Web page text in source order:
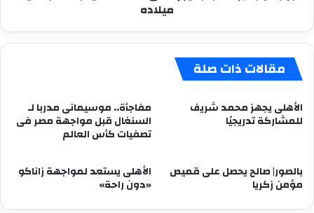
ميلاده
مقالات ذات صلة
الأهلى يجهز محمد شريف
للمشاركة تدريجيًا
مفاجأة.. موسيمانى مدربا لـ
السنغال قبل مواجهة مصر فى
تصفيات كأس العالم
بالصور| صالح يحصل على قميص
مؤمن زكريا
الأهلى يستعد لمواجهة زاناكو
«دون راحة»